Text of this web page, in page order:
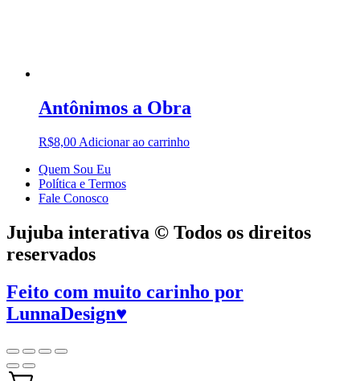
Antônimos a Obra
R$8,00 Adicionar ao carrinho
Quem Sou Eu
Política e Termos
Fale Conosco
Jujuba interativa © Todos os direitos
reservados
Feito com muito carinho por
LunnaDesign♥